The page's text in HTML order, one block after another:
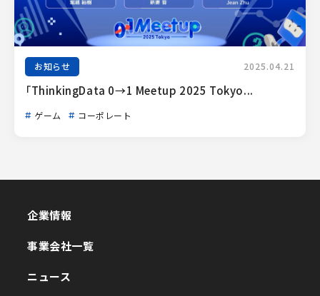
お知らせ 2025.04.21
「ThinkingData 0→1 Meetup 2025 Tokyo...
ゲーム コーポレート
企業情報
事業会社一覧
ニュース